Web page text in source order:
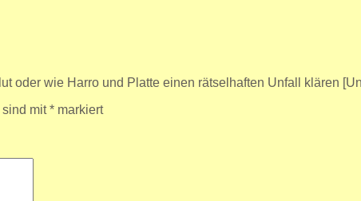
oder wie Harro und Platte einen rätselhaften Unfall klären
sind mit* markiert